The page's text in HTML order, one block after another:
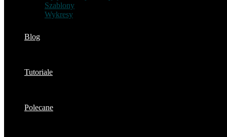
Szablony
Wykresy
Blog
Tutoriale
Polecane